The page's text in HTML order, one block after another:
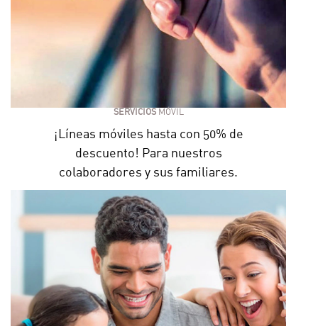
SERVICIOS MÓVIL
¡Líneas móviles hasta con 50% de
descuento! Para nuestros
colaboradores y sus familiares.